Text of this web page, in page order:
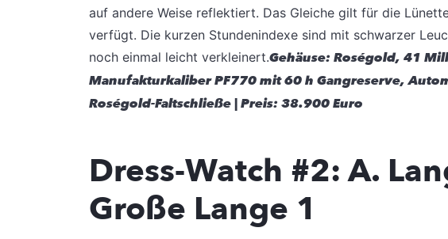
auf andere Weise reflektiert. Das Gleiche gilt für die
verfügt. Die kurzen Stundenindexe sind mit schwarzer
noch einmal leicht verkleinert.Gehäuse: Roségold, 41
Manufakturkaliber PF770 mit 60 h Gangreserve,
Roségold-Faltschließe | Preis: 38.900 Euro
Dress-Watch #2: A.
Große Lange 1